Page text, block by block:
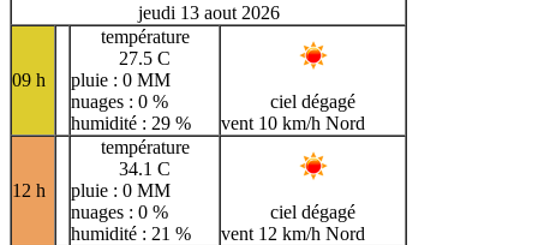
jeudi 13 aout 2026
09 h
température
27.5 C
pluie : 0 MM
nuages : 0 %
humidité : 29 %
ciel dégagé
vent 10 km/h Nord
12 h
température
34.1 C
pluie : 0 MM
nuages : 0 %
humidité : 21 %
ciel dégagé
vent 12 km/h Nord